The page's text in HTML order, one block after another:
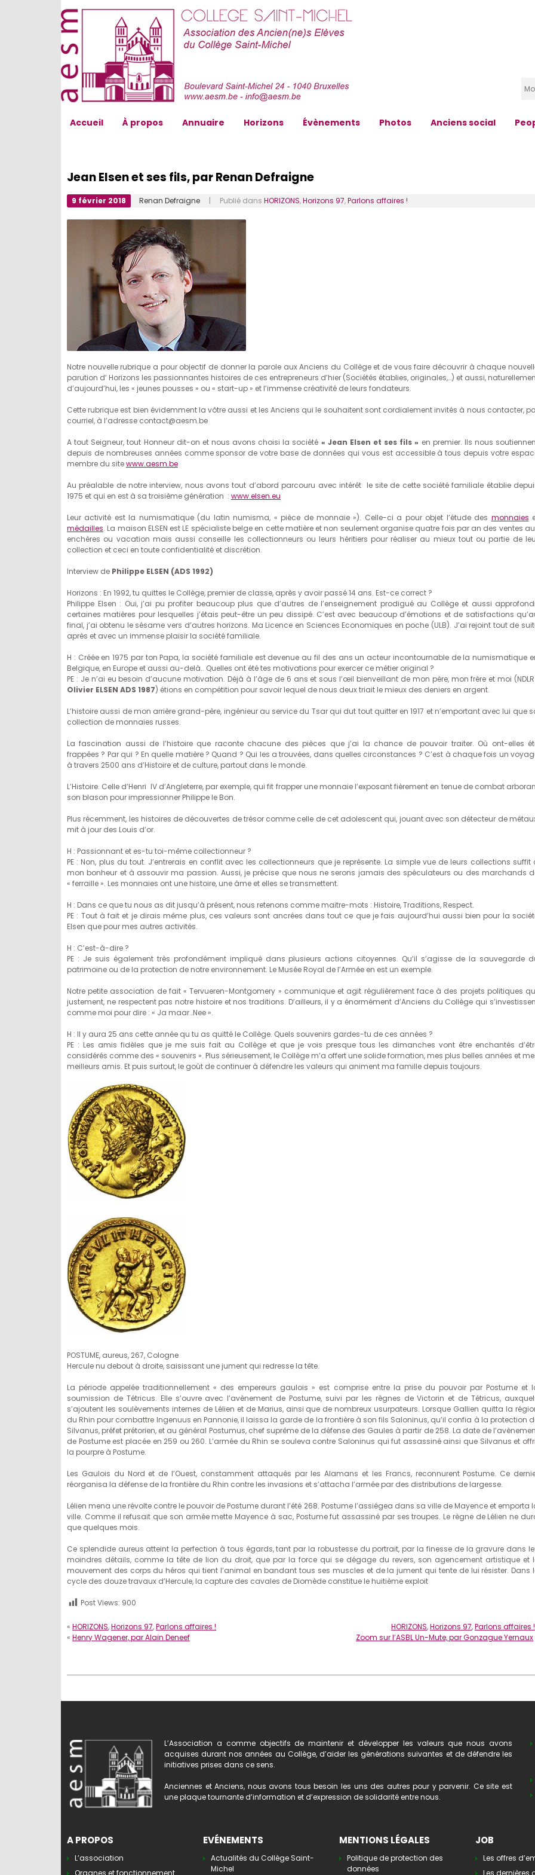
Accueil À propos Annuaire Horizons Évènements Photos Anciens social
Jean Elsen et ses fils, par Renan Defraigne
9 février 2018 Renan Defraigne | Publié dans HORIZONS,Horizons 97,Parlons affaires !
Notre nouvelle rubrique a pour objectif de donner la parole aux Anciens du Collège et de vous faire découvrir à chaque
parution d’ Horizons les passionnantes histoires de ces entrepreneurs d’hier (Sociétés établies, originales,…) et aussi,
d’aujourd’hui, les « jeunes pousses » ou « start-up » et l’immense créativité de leurs fondateurs.
Cette rubrique est bien évidemment la vôtre aussi et les Anciens qui le souhaitent sont cordialement invités à nous contacter,
courriel, à l’adresse contact@aesm.be
A tout Seigneur, tout Honneur dit-on et nous avons choisi la société « Jean Elsen et ses fils » en premier. Ils nous
depuis de nombreuses années comme sponsor de votre base de données qui vous est accessible à tous depuis votre
membre du sitewww.aesm.be
Au préalable de notre interview, nous avons tout d’abord parcouru avec intérêt le site de cette société familiale établie
1975 et qui en est à sa troisième génération : www.elsen.eu
Leur activité est la numismatique (du latin numisma, « pièce de monnaie »). Celle-ci a pour objet l’étude des monnaies
médailles. La maison ELSEN est LE spécialiste belge en cette matière et non seulement organise quatre fois par an des ventes
enchères ou vacation mais aussi conseille les collectionneurs ou leurs héritiers pour réaliser au mieux tout ou partie de
collection et ceci en toute confidentialité et discrétion.
Interview de Philippe ELSEN (ADS 1992)
Horizons : En 1992, tu quittes le Collège, premier de classe, après y avoir passé 14 ans. Est-ce correct ?
Philippe Elsen : Oui, j’ai pu profiter beaucoup plus que d’autres de l’enseignement prodigué au Collège et aussi
certaines matières pour lesquelles j’étais peut-être un peu dissipé. C’est avec beaucoup d’émotions et de satisfactions
final, j’ai obtenu le sésame vers d’autres horizons. Ma Licence en Sciences Economiques en poche (ULB). J’ai rejoint tout de
après et avec un immense plaisir la société familiale.
H : Créée en 1975 par ton Papa, la société familiale est devenue au fil des ans un acteur incontournable de la numismatique
Belgique, en Europe et aussi au-delà.. Quelles ont été tes motivations pour exercer ce métier original ?
PE : Je n’ai eu besoin d’aucune motivation. Déjà à l’âge de 6 ans et sous l’œil bienveillant de mon père, mon frère et moi
Olivier ELSEN ADS 1987) étions en compétition pour savoir lequel de nous deux triait le mieux des deniers en argent.
L’histoire aussi de mon arrière grand-père, ingénieur au service du Tsar qui dut tout quitter en 1917 et n’emportant avec lui que
collection de monnaies russes.
La fascination aussi de l’histoire que raconte chacune des pièces que j’ai la chance de pouvoir traiter. Où ont-elles
frappées ? Par qui ? En quelle matière ? Quand ? Qui les a trouvées, dans quelles circonstances ? C’est à chaque fois un
à travers 2500 ans d’Histoire et de culture, partout dans le monde.
L’Histoire. Celle d’Henri IV d’Angleterre, par exemple, qui fit frapper une monnaie l’exposant fièrement en tenue de combat
son blason pour impressionner Philippe le Bon.
Plus récemment, les histoires de découvertes de trésor comme celle de cet adolescent qui, jouant avec son détecteur de
mit à jour des Louis d’or.
H : Passionnant et es-tu toi-même collectionneur ?
PE : Non, plus du tout. J’entrerais en conflit avec les collectionneurs que je représente. La simple vue de leurs collections suffit
mon bonheur et à assouvir ma passion. Aussi, je précise que nous ne serons jamais des spéculateurs ou des marchands
« ferraille ». Les monnaies ont une histoire, une âme et elles se transmettent.
H : Dans ce que tu nous as dit jusqu’à présent, nous retenons comme maitre-mots : Histoire, Traditions, Respect.
PE : Tout à fait et je dirais même plus, ces valeurs sont ancrées dans tout ce que je fais aujourd’hui aussi bien pour la
Elsen que pour mes autres activités.
H : C’est-à-dire ?
PE : Je suis également très profondément impliqué dans plusieurs actions citoyennes. Qu’il s’agisse de la sauvegarde
patrimoine ou de la protection de notre environnement. Le Musée Royal de l’Armée en est un exemple.
Notre petite association de fait « Tervueren-Montgomery » communique et agit régulièrement face à des projets politiques
justement, ne respectent pas notre histoire et nos traditions. D’ailleurs, il y a énormément d’Anciens du Collège qui
comme moi pour dire : « Ja maar…Nee ».
H : Il y aura 25 ans cette année qu tu as quitté le Collège. Quels souvenirs gardes-tu de ces années ?
PE : Les amis fidèles que je me suis fait au Collège et que je vois presque tous les dimanches vont être enchantés
considérés comme des « souvenirs ». Plus sérieusement, le Collège m’a offert une solide formation, mes plus belles années et
meilleurs amis. Et puis surtout, le goût de continuer à défendre les valeurs qui animent ma famille depuis toujours.
POSTUME, aureus, 267, Cologne
Hercule nu debout à droite, saisissant une jument qui redresse la tête.
La période appelée traditionnellement « des empereurs gaulois » est comprise entre la prise du pouvoir par Postume et
soumission de Tétricus. Elle s’ouvre avec l’avènement de Postume, suivi par les règnes de Victorin et de Tétricus,
s’ajoutent les soulèvements internes de Lélien et de Marius, ainsi que de nombreux usurpateurs. Lorsque Gallien quitta la
du Rhin pour combattre Ingenuus en Pannonie, il laissa la garde de la frontière à son fils Saloninus, qu’il confia à la protection
Silvanus, préfet prétorien, et au général Postumus, chef suprême de la défense des Gaules à partir de 258. La date de
de Postume est placée en 259 ou 260. L’armée du Rhin se souleva contre Saloninus qui fut assassiné ainsi que Silvanus et
la pourpre à Postume.
Les Gaulois du Nord et de l’Ouest, constamment attaqués par les Alamans et les Francs, reconnurent Postume. Ce
réorganisa la défense de la frontière du Rhin contre les invasions et s’attacha l’armée par des distributions de largesse.
Lélien mena une révolte contre le pouvoir de Postume durant l’été 268. Postume l’assiégea dans sa ville de Mayence et emporta
ville. Comme il refusait que son armée mette Mayence à sac, Postume fut assassiné par ses troupes. Le règne de Lélien ne
que quelques mois.
Ce splendide aureus atteint la perfection à tous égards, tant par la robustesse du portrait, par la finesse de la gravure dans
moindres détails, comme la tête de lion du droit, que par la force qui se dégage du revers, son agencement artistique et
mouvement des corps du héros qui tient l’animal en bandant tous ses muscles et de la jument qui tente de lui résister. Dans
cycle des douze travaux d’Hercule, la capture des cavales de Diomède constitue le huitième exploit
Post Views: 900
« HORIZONS,Horizons 97,Parlons affaires !
« Henry Wagener, par Alain Deneef
HORIZONS,Horizons 97,Parlons affaires !
Zoom sur l’ASBL Un-Mute, par Gonzague Yernaux
L’Association a comme objectifs de maintenir et développer les valeurs que nous avons
acquises durant nos années au Collège, d’aider les générations suivantes et de défendre les
initiatives prises dans ce sens.
Anciennes et Anciens, nous avons tous besoin les uns des autres pour y parvenir. Ce site est
une plaque tournante d’information et d’expression de solidarité entre nous.
A PROPOS
L’association
Organes et fonctionnement
EVÉNEMENTS
Actualités du Collège Saint-
Michel
MENTIONS LÉGALES
Politique de protection des
données
JOB
Les offres
Les dernières